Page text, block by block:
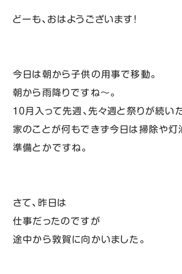
どーも、おはようございます！
今日は朝から子供の用事で移動。
朝から雨降りですね～。
１０月入って先週、先々週と祭りが続い
家のことが何もできず今日は掃除や灯
準備とかですね。
さて、昨日は
仕事だったのですが
途中から敦賀に向かいました。